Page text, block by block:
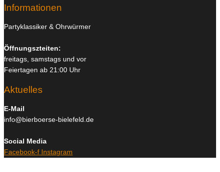
Informationen
Partyklassiker & Ohrwürmer
Öffnungszteiten:
freitags, samstags und vor
Feiertagen ab 21:00 Uhr
Aktuelles
E-Mail
info@bierboerse-bielefeld.de
Social Media
Facebook-f Instagram